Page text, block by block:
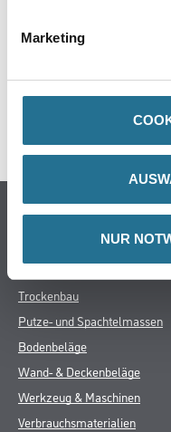
Marketing
NUR
GEFAHRENHINWEISE
DATENBLÄTTER
SPEZIFIKATIONEN
Online-Shop
WDV-Systeme
Trockenbau
Putze- und Spachtelmassen
Bodenbeläge
Wand- & Deckenbeläge
Werkzeug & Maschinen
Verbrauchsmaterialien